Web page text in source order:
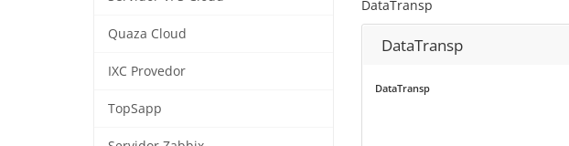
Quaza Cloud
IXC Provedor
TopSapp
DataTransp
DataTransp
DataTransp